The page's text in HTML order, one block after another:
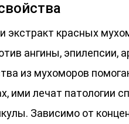
экстракт красных
ангины, эпилепсии,
из мухоморов
ими лечат патологии
Зависимо от